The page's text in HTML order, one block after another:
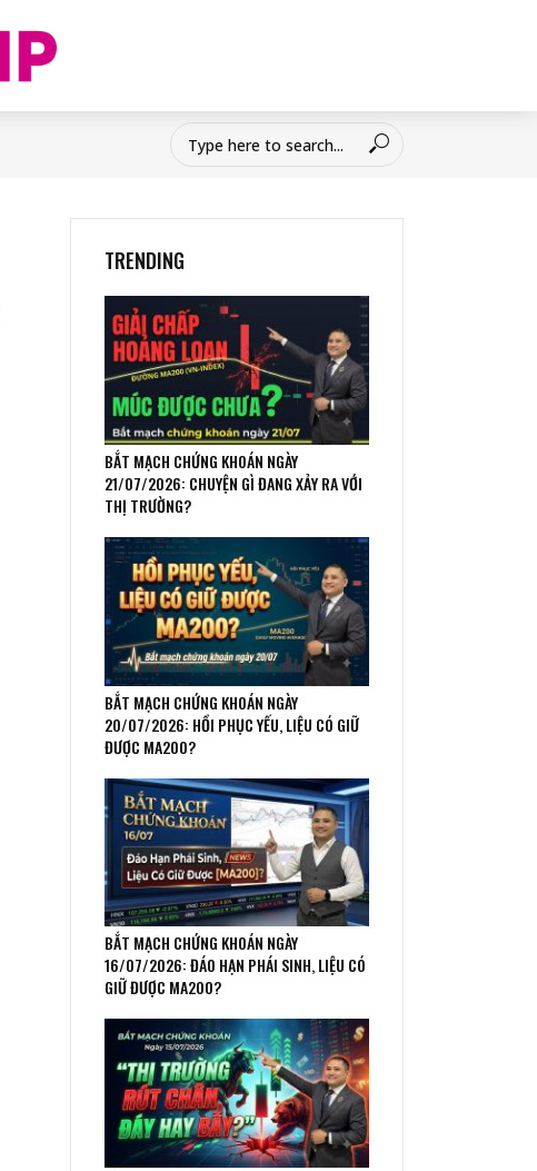
TRENDING
BẮT MẠCH CHỨNG KHOÁN NGÀY
21/07/2026: CHUYỆN GÌ ĐANG XẢY RA VỚI
THỊ TRƯỜNG?
BẮT MẠCH CHỨNG KHOÁN NGÀY
20/07/2026: HỒI PHỤC YẾU, LIỆU CÓ GIỮ
ĐƯỢC MA200?
BẮT MẠCH CHỨNG KHOÁN NGÀY
16/07/2026: ĐÁO HẠN PHÁI SINH, LIỆU CÓ
GIỮ ĐƯỢC MA200?